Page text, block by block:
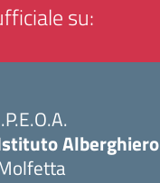
su:
Alberghiero